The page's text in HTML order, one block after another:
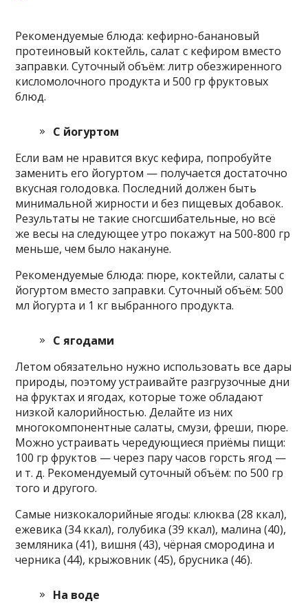
Рекомендуемые блюда: кефирно-банановый
протеиновый коктейль, салат с кефиром вместо
заправки. Суточный объём: литр обезжиренного
кисломолочного продукта и 500 гр фруктовых
блюд.
С йогуртом
Если вам не нравится вкус кефира, попробуйте
заменить его йогуртом — получается достаточно
вкусная голодовка. Последний должен быть
минимальной жирности и без пищевых добавок.
Результаты не такие сногсшибательные, но всё
же весы на следующее утро покажут на 500-800 гр
меньше, чем было накануне.
Рекомендуемые блюда: пюре, коктейли, салаты с
йогуртом вместо заправки. Суточный объём: 500
мл йогурта и 1 кг выбранного продукта.
С ягодами
Летом обязательно нужно использовать все дары
природы, поэтому устраивайте разгрузочные дни
на фруктах и ягодах, которые тоже обладают
низкой калорийностью. Делайте из них
многокомпонентные салаты, смузи, фреши, пюре.
Можно устраивать чередующиеся приёмы пищи:
100 гр фруктов — через пару часов горсть ягод —
и т. д. Рекомендуемый суточный объём: по 500 гр
того и другого.
Самые низкокалорийные ягоды: клюква (28 ккал),
ежевика (34 ккал), голубика (39 ккал), малина (40),
земляника (41), вишня (43), чёрная смородина и
черника (44), крыжовник (45), брусника (46).
На воде